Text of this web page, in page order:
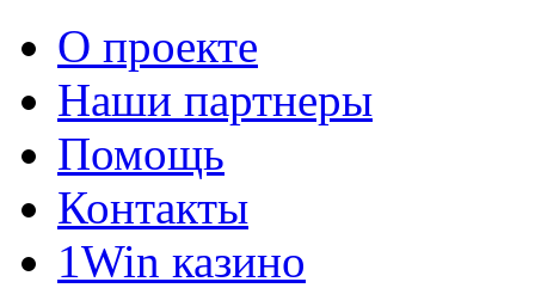
О проекте
Наши партнеры
Помощь
Контакты
1Win казино